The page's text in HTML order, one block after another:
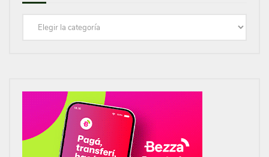
Categorías